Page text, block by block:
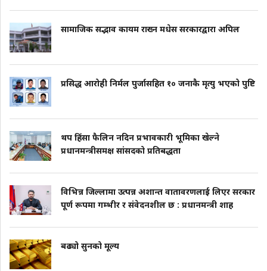
सामाजिक सद्भाव कायम राख्न मधेस सरकारद्वारा अपिल
प्रसिद्ध आरोही निर्मल पुर्जासहित १० जनाकै मृत्यु भएको पुष्टि
थप हिंसा फैलिन नदिन प्रभावकारी भूमिका खेल्ने
प्रधानमन्त्रीसमक्ष सांसदको प्रतिबद्धता
विभिन्न जिल्लामा उत्पन्न अशान्त वातावरणलाई लिएर सरकार
पूर्ण रूपमा गम्भीर र संवेदनशील छ : प्रधानमन्त्री शाह
बढ्यो सुनको मूल्य